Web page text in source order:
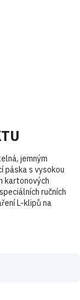
jemným
páska s vysokou
kartonových
ručních
L-klipů na